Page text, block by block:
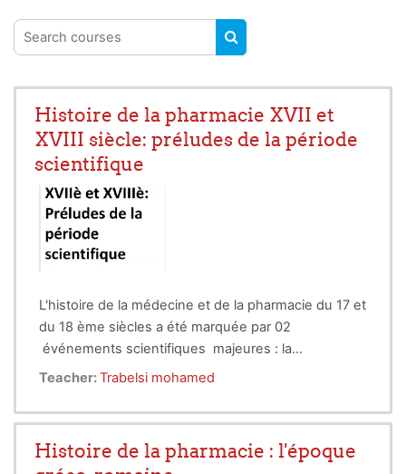
Search courses
SEARCH COURSES
Histoire de la pharmacie XVII et
XVIII siècle: préludes de la période
scientifique
L'histoire de la médecine et de la pharmacie du 17 et
du 18 ème siècles a été marquée par 02
événements scientifiques majeures : la
découverte de la circulation sanguine et celle du
La première s'est etalée sur 15 siècles et a été
arabe Ibn el Nafiss qui a permis une meilleur
plus tard par le médecin anglais William Harvey.
nerveux,elle,remonte à la préhistoire avec les
Teacher:Trabelsi mohamed
Histoire de la pharmacie : l'époque